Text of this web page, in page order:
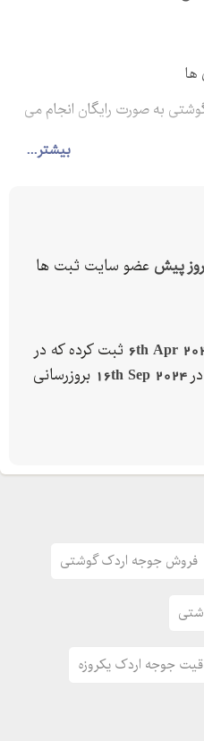
بیشتر...
ها
به صورت رایگان انجام می
عضو سایت ثبت ها
6th Apr ثبت کرده که در
16th Sep 2024 بروزرسانی
فروش جوجه اردک گوشتی
قیت جوجه اردک یکروزه